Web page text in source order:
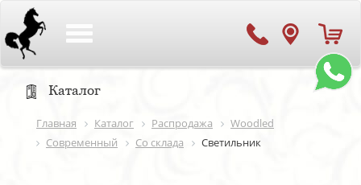
Каталог
Главная Каталог Распродажа
Woodled
Современный
Со склада Светильник